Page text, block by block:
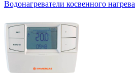
Водонагреватели косвенного нагрева